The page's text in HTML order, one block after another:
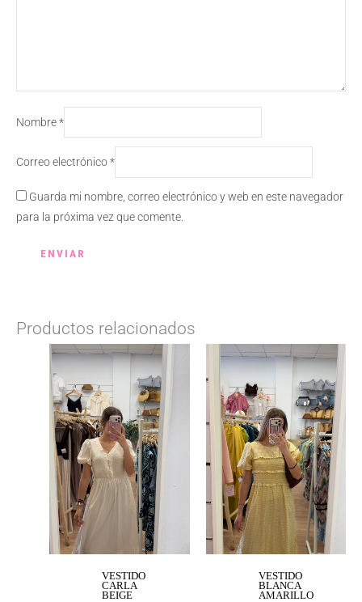
Nombre*
Correo electrónico*
Guarda mi nombre, correo electrónico y web en este navegador
para la próxima vez que comente.
Productos relacionados
VESTIDO
CARLA
BEIGE
VESTIDO
BLANCA
AMARILLO